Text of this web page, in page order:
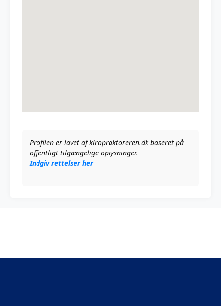
Profilen er lavet af kiropraktoreren.dk baseret på
offentligt tilgængelige oplysninger.
Indgiv rettelser her